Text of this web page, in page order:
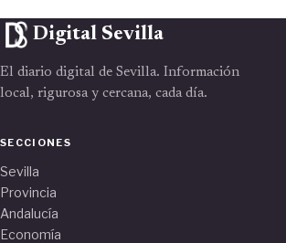
Digital Sevilla
El diario digital de Sevilla. Información
local, rigurosa y cercana, cada día.
SECCIONES
Sevilla
Provincia
Andalucía
Economía